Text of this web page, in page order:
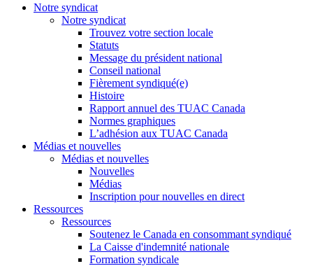
Notre syndicat
Notre syndicat
Trouvez votre section locale
Statuts
Message du président national
Conseil national
Fièrement syndiqué(e)
Histoire
Rapport annuel des TUAC Canada
Normes graphiques
L’adhésion aux TUAC Canada
Médias et nouvelles
Médias et nouvelles
Nouvelles
Médias
Inscription pour nouvelles en direct
Ressources
Ressources
Soutenez le Canada en consommant syndiqué
La Caisse d'indemnité nationale
Formation syndicale